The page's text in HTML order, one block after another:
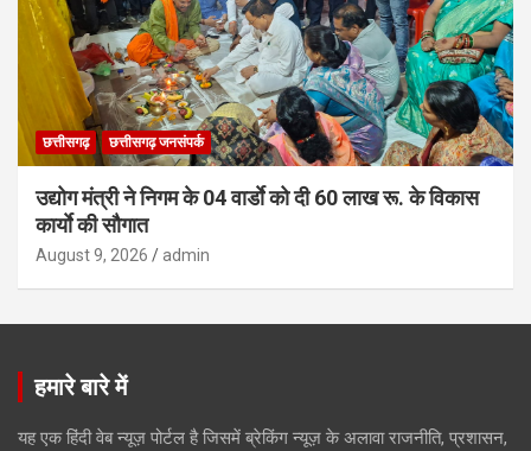
छत्तीसगढ़ छत्तीसगढ़ जनसंपर्क
उद्योग मंत्री ने निगम के 04 वार्डाे को दी 60 लाख रू. के विकास
कार्याे की सौगात
August 9, 2026 admin
हमारे बारे में
यह एक हिंदी वेब न्यूज़ पोर्टल है जिसमें ब्रेकिंग न्यूज़ के अलावा राजनीति, प्रशासन,